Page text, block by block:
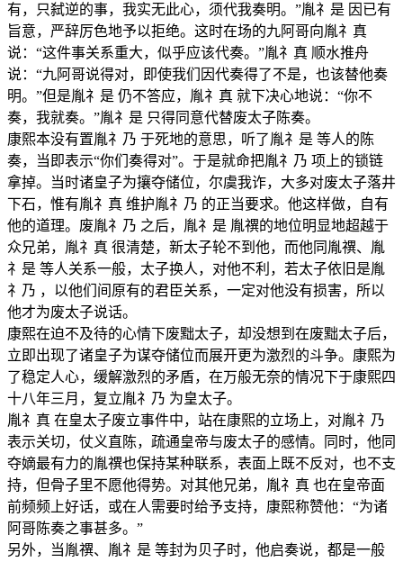
有，只弑逆的事，我实无此心，须代我奏明。”胤礻是 因已有
旨意，严辞厉色地予以拒绝。这时在场的九阿哥向胤礻真
说：“这件事关系重大，似乎应该代奏。”胤礻真 顺水推舟
说：“九阿哥说得对，即使我们因代奏得了不是，也该替他奏
明。”但是胤礻是 仍不答应，胤礻真 就下决心地说：“你不
奏，我就奏。”胤礻是 只得同意代替废太子陈奏。
康熙本没有置胤礻乃 于死地的意思，听了胤礻是 等人的陈
奏，当即表示“你们奏得对”。于是就命把胤礻乃 项上的锁链
拿掉。当时诸皇子为攘夺储位，尔虞我诈，大多对废太子落井
下石，惟有胤礻真 维护胤礻乃 的正当要求。他这样做，自有
他的道理。废胤礻乃 之后，胤礻是 胤禩的地位明显地超越于
众兄弟，胤礻真 很清楚，新太子轮不到他，而他同胤禩、胤
礻是 等人关系一般，太子换人，对他不利，若太子依旧是胤
礻乃 ，以他们间原有的君臣关系，一定对他没有损害，所以
他才为废太子说话。
康熙在迫不及待的心情下废黜太子，却没想到在废黜太子后，
立即出现了诸皇子为谋夺储位而展开更为激烈的斗争。康熙为
了稳定人心，缓解激烈的矛盾，在万般无奈的情况下于康熙四
十八年三月，复立胤礻乃 为皇太子。
胤礻真 在皇太子废立事件中，站在康熙的立场上，对胤礻乃
表示关切，仗义直陈，疏通皇帝与废太子的感情。同时，他同
夺嫡最有力的胤禩也保持某种联系，表面上既不反对，也不支
持，但骨子里不愿他得势。对其他兄弟，胤礻真 也在皇帝面
前频频上好话，或在人需要时给予支持，康熙称赞他：“为诸
阿哥陈奏之事甚多。”
另外，当胤禩、胤礻是 等封为贝子时，他启奏说，都是一般